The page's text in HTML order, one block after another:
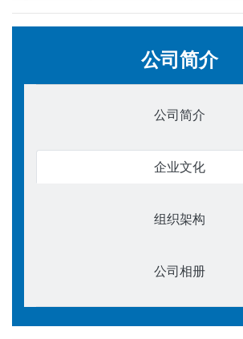
公司简介
公司简介
企业文化
组织架构
公司相册